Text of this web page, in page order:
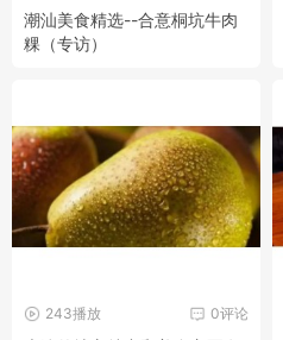
潮汕美食精选--合意桐坑牛肉
粿（专访）
0评论
243播放